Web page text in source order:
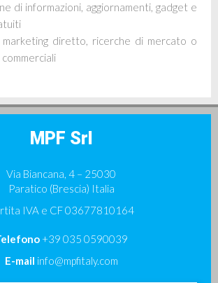
di informazioni, aggiornamenti, gadget e
marketing diretto, ricerche di mercato o
MPF Srl
Via Biancana, 4 – 25030
Paratico (Brescia) Italia
IVA e CF 03677810164
+39 035 0590039
E-mail info@mpfitaly.com